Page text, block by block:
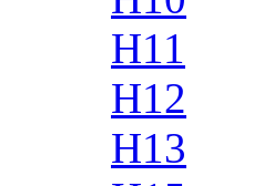
H11
H12
H13